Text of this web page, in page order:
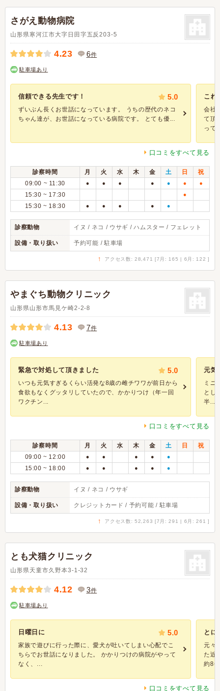
さがえ動物病院
山形県寒河江市大字日田字五反203-5
4.23 6件
駐車場あり
信頼できる先生です！ 5.0
ずいぶん長くお世話になっています。 うちの歴代のネコ
ちゃん達が、お世話になっている病院です。 とても優...
これ
会社
て頂
って
口コミをすべて見る
診察時間 月 火 水 木 金 土 日
祝
09:00 ~ 11:30
● ● ● ● ● ● ●
15:30 ~ 17:30 ●
15:30 ~ 18:30 ● ● ● ● ●
診察動物 イヌ / ネコ / ウサギ / ハムスター / フェレット
設備・取り扱い 予約可能 / 駐車場
↑ アクセス数: 28,471 [7月: 165 | 6月: 122 ]
やまぐち動物クリニック
山形県山形市馬見ケ崎2-2-8
4.13 7件
駐車場あり
緊急で対処して頂きました 5.0
いつも元気すぎるくらい活発な8歳の雌チワワが前日から
食欲もなくグッタリしていたので、かかりつけ（年一回
ワクチン...
元気
ミニ
とし
半...
口コミをすべて見る
診察時間 月 火 水 木 金 土 日
祝
09:00 ~ 12:00
● ● ● ● ●
15:00 ~ 18:00 ● ● ● ● ●
診察動物 イヌ / ネコ / ウサギ
設備・取り扱い クレジットカード / 予約可能 / 駐車場
↑ アクセス数: 52,263 [7月: 291 | 6月: 261 ]
とも犬猫クリニック
山形県天童市久野本3-1-32
4.12 3件
駐車場あり
日曜日に 5.0
家族で遊びに行った際に、愛犬が吐いてしまい心配でこ
ちらでお世話になりました。 かかりつけの病院がやって
なく、...
とに
元々
た近
約8
口コミをすべて見る